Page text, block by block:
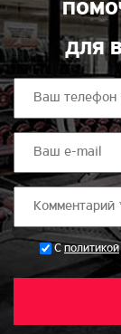
ДЛЯ
* Сполитикой